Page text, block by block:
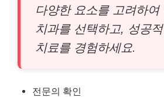
다양한 요소를 고려하여
치과를 선택하고, 성공
치료를 경험하세요.
전문의 확인